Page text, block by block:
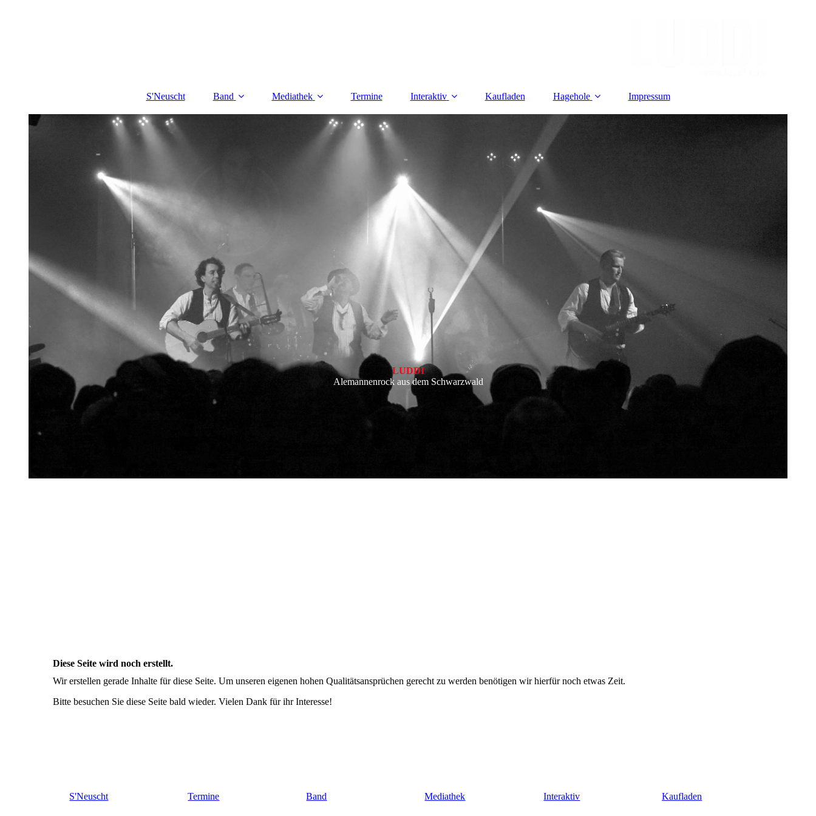
S'Neuscht Band Mediathek Termine Interaktiv Kaufladen Hagehole Impressum
LUDDI
Alemannenrock aus dem Schwarzwald
Diese Seite wird noch erstellt.
Wir erstellen gerade Inhalte für diese Seite. Um unseren eigenen hohen Qualitätsansprüchen gerecht zu werden benötigen wir hierfür noch etwas Zeit.
Bitte besuchen Sie diese Seite bald wieder. Vielen Dank für ihr Interesse!
S'Neuscht Termine Band Mediathek Interaktiv Kaufladen